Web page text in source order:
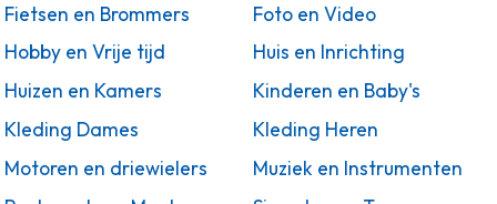
Fietsen en Brommers
Foto en Video
Hobby en Vrije tijd
Huis en Inrichting
Huizen en Kamers
Kinderen en Baby's
Kleding Dames
Kleding Heren
Motoren en driewielers
Muziek en Instrumenten